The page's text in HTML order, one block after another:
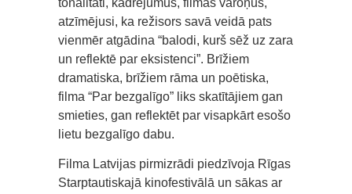
tonalitāti, kadrējumus, filmas varoņus,
atzīmējusi, ka režisors savā veidā pats
vienmēr atgādina “balodi, kurš sēž uz zara
un reflektē par eksistenci”. Brīžiem
dramatiska, brīžiem rāma un poētiska,
filma “Par bezgalīgo” liks skatītājiem gan
smieties, gan reflektēt par visapkārt esošo
lietu bezgalīgo dabu.
Filma Latvijas pirmizrādi piedzīvoja Rīgas
Starptautiskajā kinofestivālā un sākas ar